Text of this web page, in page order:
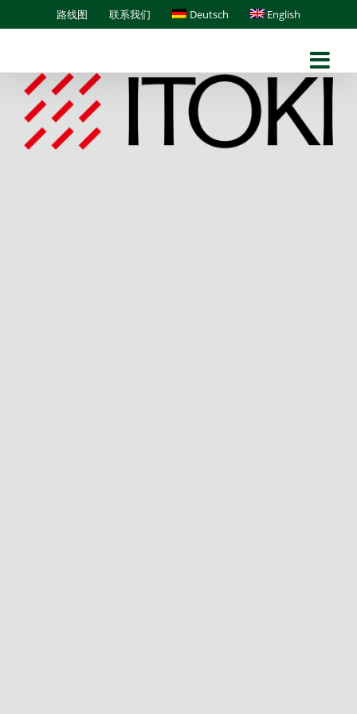
to
路线图 联系我们 Deutsch English